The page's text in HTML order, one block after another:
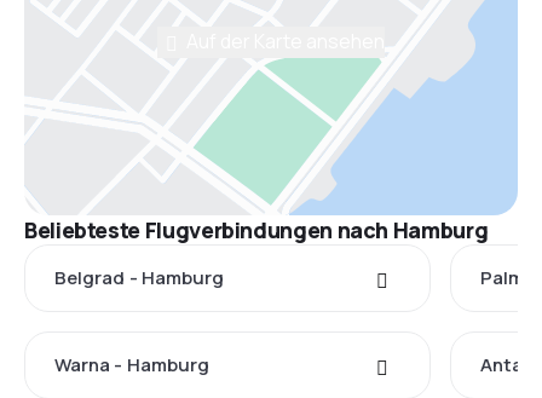
Beliebteste Flugverbindungen nach Hamburg
Belgrad - Hamburg
Warna - Hamburg